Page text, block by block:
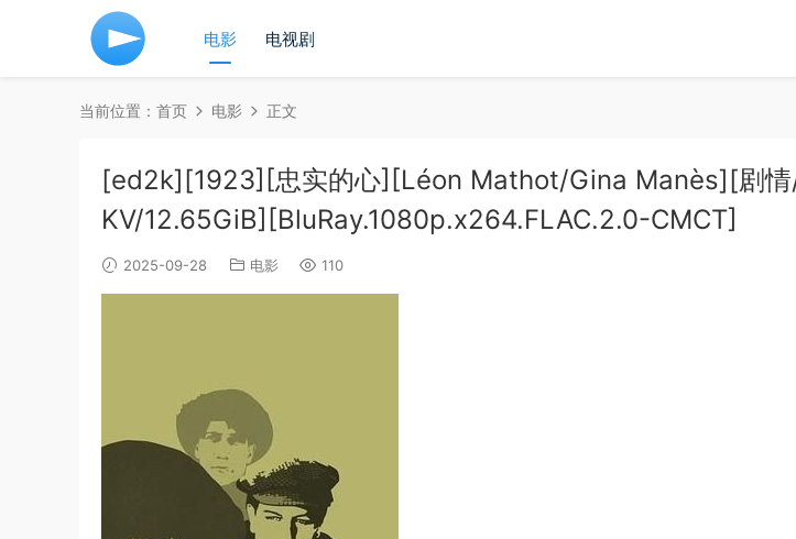
电影 电视剧
当前位置： 首页 电影 正文
[ed2k][1923][忠实的心][Léon Mathot/Gina Manès][剧
KV/12.65GiB][BluRay.1080p.x264.FLAC.2.0-CMCT]
2025-09-28 电影 110